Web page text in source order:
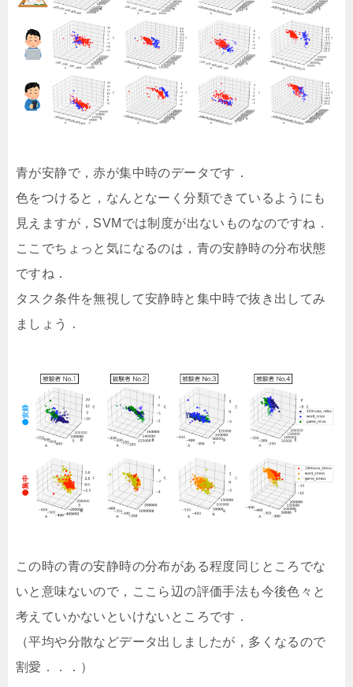
青が安静で，赤が集中時のデータです．
色をつけると，なんとなーく分類できているようにも
見えますが，SVMでは制度が出ないものなのですね．
ここでちょっと気になるのは，青の安静時の分布状態
ですね．
タスク条件を無視して安静時と集中時で抜き出してみ
ましょう．
この時の青の安静時の分布がある程度同じところでな
いと意味ないので，ここら辺の評価手法も今後色々と
考えていかないといけないところです．
（平均や分散などデータ出しましたが，多くなるので
割愛．．．）